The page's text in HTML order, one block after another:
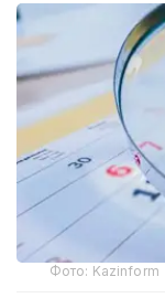
Фото: Kazinform